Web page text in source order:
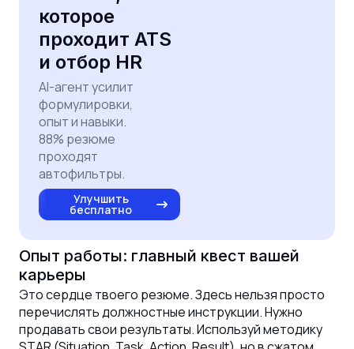
которое
проходит ATS
и отбор HR
AI-агент усилит
формулировки,
опыт и навыки.
88% резюме
проходят
автофильтры.
Улучшить
бесплатно
Опыт работы: главный квест вашей
карьеры
Это сердце твоего резюме. Здесь нельзя просто
перечислять должностные инструкции. Нужно
продавать свои результаты. Используй методику